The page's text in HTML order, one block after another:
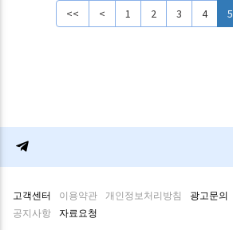
<< < 1 2 3 4 5
고객센터 이용약관 개인정보처리방침 광고문의
공지사항
자료요청